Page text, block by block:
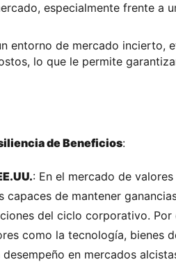
especialmente frente a
entorno de mercado incierto,
lo que le permite
de Beneficios:
: En el mercado de
de mantener
del ciclo corporativo.
como la tecnología, bienes
en mercados